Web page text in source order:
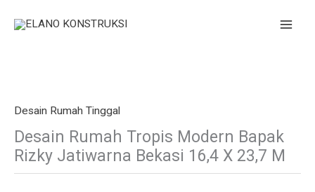
Desain Rumah Tinggal
Desain Rumah Tropis Modern Bapak
Rizky Jatiwarna Bekasi 16,4 X 23,7 M